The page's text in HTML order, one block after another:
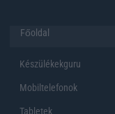
Főoldal
Készülékekguru
Mobiltelefonok
Tabletek